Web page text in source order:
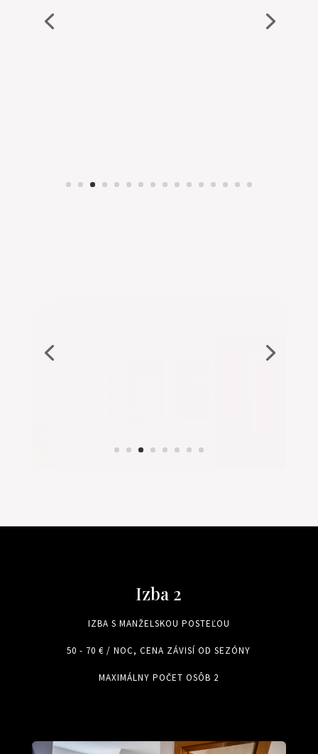
Izba 2
IZBA S MANŽELSKOU POSTEĽOU
50 - 70 € / NOC, CENA ZÁVISÍ OD SEZÓNY
MAXIMÁLNY POČET OSÔB 2